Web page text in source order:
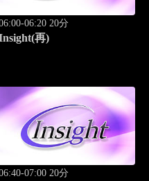
06:20 20分
再)
07:00 20分